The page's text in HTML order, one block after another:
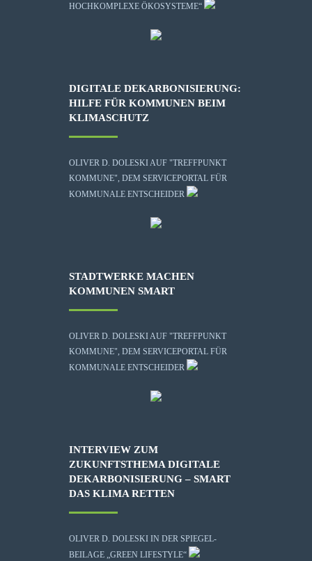
HOCHKOMPLEXE ÖKOSYSTEME“
DIGITALE DEKARBONISIERUNG:
HILFE FÜR KOMMUNEN BEIM
KLIMASCHUTZ
OLIVER D. DOLESKI AUF "TREFFPUNKT
KOMMUNE", DEM SERVICEPORTAL FÜR
KOMMUNALE ENTSCHEIDER
STADTWERKE MACHEN
KOMMUNEN SMART
OLIVER D. DOLESKI AUF "TREFFPUNKT
KOMMUNE", DEM SERVICEPORTAL FÜR
KOMMUNALE ENTSCHEIDER
INTERVIEW ZUM
ZUKUNFTSTHEMA DIGITALE
DEKARBONISIERUNG – SMART
DAS KLIMA RETTEN
OLIVER D. DOLESKI IN DER SPIEGEL-
BEILAGE „GREEN LIFESTYLE“